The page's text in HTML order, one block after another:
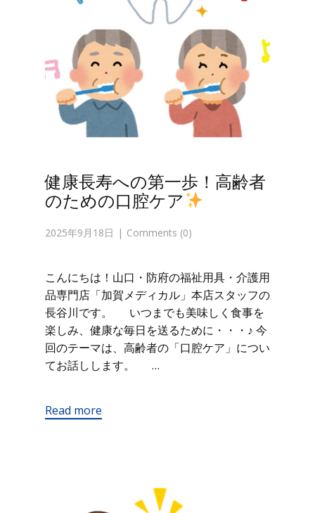
健康長寿への第一歩！高齢者
のための口腔ケア
2025年9月18日 Comments (0)
こんにちは！山口・防府の福祉用具・介護用
品専門店「加賀メディカル」本店スタッフの
長谷川です。 いつまでも美味しく食事を
楽しみ、健康な毎日を送るために・・・♪ 今
回のテーマは、高齢者の「口腔ケア」につい
てお話しします。 …
Read more